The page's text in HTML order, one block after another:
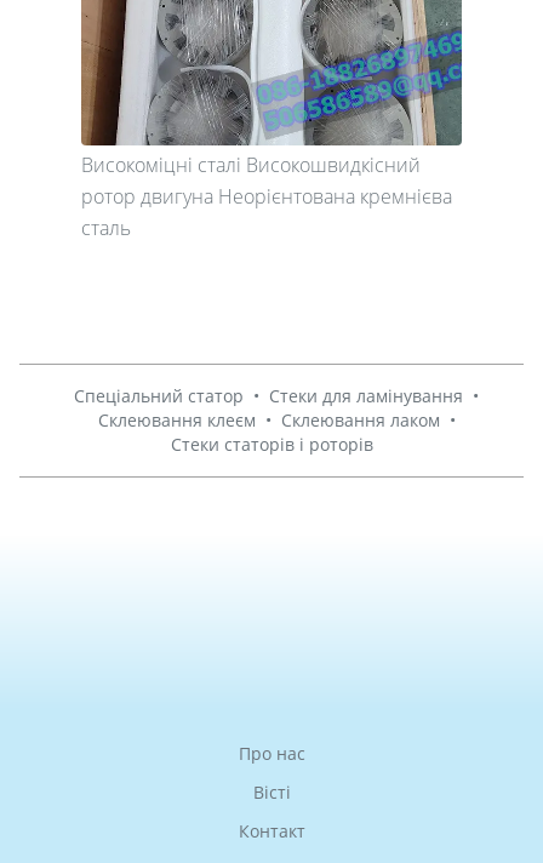
Високоміцні сталі Високошвидкісний
ротор двигуна Неорієнтована кремнієва
сталь
Спеціальний статор • Стеки для ламінування •
Склеювання клеєм • Склеювання лаком •
Стеки статорів і роторів
Про нас
Вісті
Контакт